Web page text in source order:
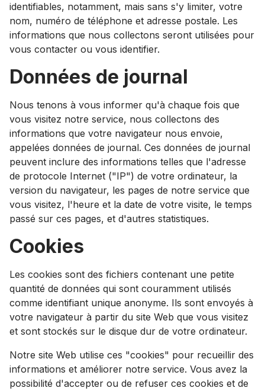
identifiables, notamment, mais sans s'y limiter, votre
nom, numéro de téléphone et adresse postale. Les
informations que nous collectons seront utilisées pour
vous contacter ou vous identifier.
Données de journal
Nous tenons à vous informer qu'à chaque fois que
vous visitez notre service, nous collectons des
informations que votre navigateur nous envoie,
appelées données de journal. Ces données de journal
peuvent inclure des informations telles que l'adresse
de protocole Internet ("IP") de votre ordinateur, la
version du navigateur, les pages de notre service que
vous visitez, l'heure et la date de votre visite, le temps
passé sur ces pages, et d'autres statistiques.
Cookies
Les cookies sont des fichiers contenant une petite
quantité de données qui sont couramment utilisés
comme identifiant unique anonyme. Ils sont envoyés à
votre navigateur à partir du site Web que vous visitez
et sont stockés sur le disque dur de votre ordinateur.
Notre site Web utilise ces "cookies" pour recueillir des
informations et améliorer notre service. Vous avez la
possibilité d'accepter ou de refuser ces cookies et de